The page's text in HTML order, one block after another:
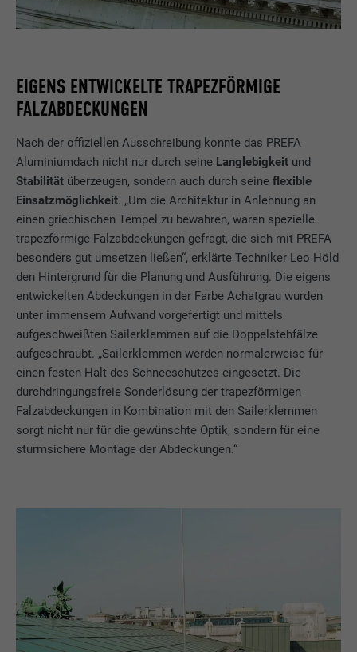
EIGENS ENTWICKELTE TRAPEZFÖRMIGE
FALZABDECKUNGEN
Nach der offiziellen Ausschreibung konnte das PREFA
Aluminiumdach nicht nur durch seine Langlebigkeit und
Stabilität überzeugen, sondern auch durch seineflexible
Einsatzmöglichkeit. „Um die Architektur in Anlehnung an
einen griechischen Tempel zu bewahren, waren spezielle
trapezförmige Falzabdeckungen gefragt, die sich mit PREFA
besonders gut umsetzen ließen“, erklärte Techniker Leo Höld
den Hintergrund für die Planung und Ausführung. Die eigens
entwickelten Abdeckungen in der Farbe Achatgrau wurden
unter immensem Aufwand vorgefertigt und mittels
aufgeschweißten Sailerklemmen auf die Doppelstehfälze
aufgeschraubt. „Sailerklemmen werden normalerweise für
einen festen Halt des Schneeschutzes eingesetzt. Die
durchdringungsfreie Sonderlösung der trapezförmigen
Falzabdeckungen in Kombination mit den Sailerklemmen
sorgt nicht nur für die gewünschte Optik, sondern für eine
sturmsichere Montage der Abdeckungen.“